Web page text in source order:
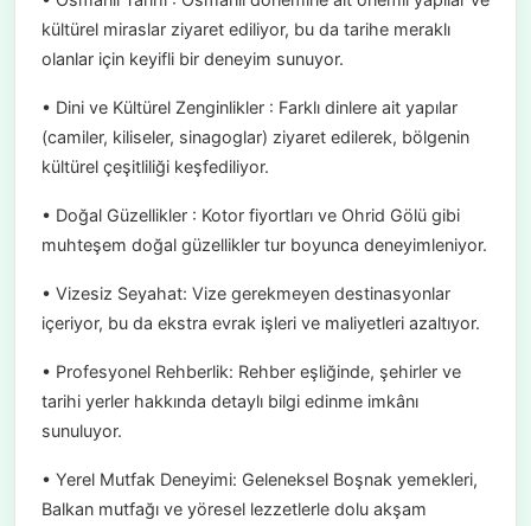
kültürel miraslar ziyaret ediliyor, bu da tarihe meraklı
olanlar için keyifli bir deneyim sunuyor.
• Dini ve Kültürel Zenginlikler : Farklı dinlere ait yapılar
(camiler, kiliseler, sinagoglar) ziyaret edilerek, bölgenin
kültürel çeşitliliği keşfediliyor.
• Doğal Güzellikler : Kotor fiyortları ve Ohrid Gölü gibi
muhteşem doğal güzellikler tur boyunca deneyimleniyor.
• Vizesiz Seyahat: Vize gerekmeyen destinasyonlar
içeriyor, bu da ekstra evrak işleri ve maliyetleri azaltıyor.
• Profesyonel Rehberlik: Rehber eşliğinde, şehirler ve
tarihi yerler hakkında detaylı bilgi edinme imkânı
sunuluyor.
• Yerel Mutfak Deneyimi: Geleneksel Boşnak yemekleri,
Balkan mutfağı ve yöresel lezzetlerle dolu akşam